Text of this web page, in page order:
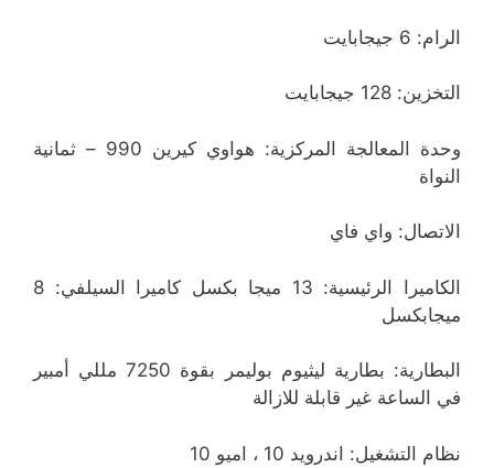
الرام: 6 جيجابايت
التخزين: 128 جيجابايت
وحدة المعالجة المركزية: هواوي كيرين 990 – ثمانية
النواة
الاتصال: واي فاي
الكاميرا الرئيسية: 13 ميجا بكسل كاميرا السيلفي: 8
ميجابكسل
البطارية: بطارية ليثيوم بوليمر بقوة 7250 مللي أمبير
في الساعة غير قابلة للازالة
نظام التشغيل: اندرويد 10 ، اميو 10